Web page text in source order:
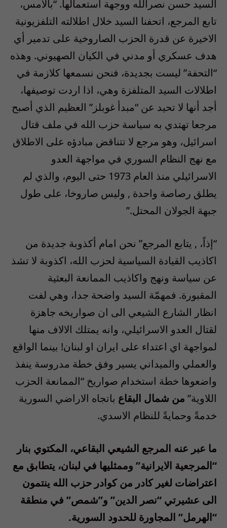
السيد حسن نصرالله ووجهة استعمالها. “بالأمس،
تابع المرجع، اتحفنا السيد خلال اطلالته التلفزيونية
الاخيرة عن قدرة الحزب الصاروخية على تدمير أي
هدف عسكري أو مدني في الكيان الصهيوني. وهذه
“التحفة” ليست بجديدة، فنحن نسمعها كلازمة في
اطلالات السيد المتلفزة وهي، اذا اردت توصيفها،
أجد أنها لا تحيد عن “مبدأ غوبلز” العظيم الذي أصبح
مرجعا تهتدي به سياسة حزب الله في ملف قتال
اسرائيل، وهو مرجع لا تتناقض مبادؤه على الاطلاق
مع نهج النظام السوري في مواجهة العدو
الاسرائيلي منذ العام 1973 حتى اليوم، والذي لم
يطلق رصاصة واحدة , وليس صاروخا، على طول
جبهة الجولان المحتل.”
“إذاً، , يتابع المرجع” نحن امام أكذوبة جديدة من
اكاذيب القيادة السياسية لحزب الله، اكذوبة لا تشذ
عن سياسة ونهج واكاذيب الممانعة البعثية
المقبورة. فمهمّة السيد واضحة جدا، وهي لفت
انظار الشارع الشيعي الى ان صواريخه جاهزة
لقتال العدو الاسرائيلي، وانه يمتلك الالاف منها
لمواجهة اي اعتداء على ايران او لبنان! بينما الواقع
والعملي والميداني يسير وفق خطة مدروسة ينفذ
واضعوها خطة استخدام صواريخ “الممانعة الحزب
اللاوية” من شمال البقاع باتجاه الاراضي السورية
خدمةً وحمايةً للنظام الاسدي.
ما عبر عنه المرجع الشيعي البقاعي، المكتوي بنار
“المرجعية الايرانية” وممثليها في لبنان، يتطابق مع
اعتراضات لغير كادر من كوادر حزب الله ينتمون
الى عشيرتي “نصر الدين” و”شمص” في منطقة
“الهرمل” المجاورة للحدود السورية.